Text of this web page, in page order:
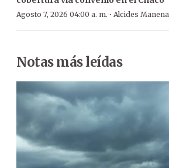
Agosto 7, 2026 04:00 a. m. · Alcides Manena
Notas más leídas